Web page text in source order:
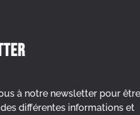
à notre newsletter pour
différentes informations et